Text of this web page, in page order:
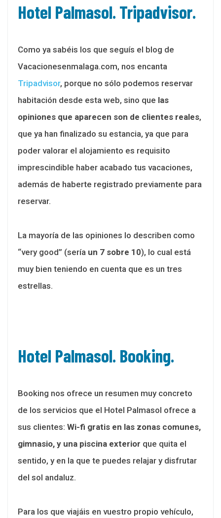
Hotel Palmasol. Tripadvisor.
Como ya sabéis los que seguís el blog de
Vacacionesenmalaga.com, nos encanta
Tripadvisor, porque no sólo podemos reservar
habitación desde esta web, sino que las
opiniones que aparecen son de clientes reales,
que ya han finalizado su estancia, ya que para
poder valorar el alojamiento es requisito
imprescindible haber acabado tus vacaciones,
además de haberte registrado previamente para
reservar.
La mayoría de las opiniones lo describen como
“very good” (sería un 7 sobre 10), lo cual está
muy bien teniendo en cuenta que es un tres
estrellas.
Hotel Palmasol. Booking.
Booking nos ofrece un resumen muy concreto
de los servicios que el Hotel Palmasol ofrece a
sus clientes: Wi-fi gratis en las zonas comunes,
gimnasio, y una piscina exterior que quita el
sentido, y en la que te puedes relajar y disfrutar
del sol andaluz.
Para los que viajáis en vuestro propio vehículo,